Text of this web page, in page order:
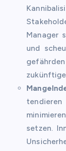
Manager
und
setzen.